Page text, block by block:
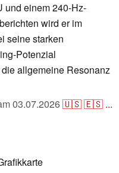
und einem 240-Hz-
wird er im
seine starken
Potenzial
allgemeine Resonanz
03.07.2026🇺🇸🇪🇸 ...